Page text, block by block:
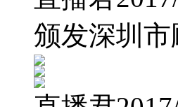
颁发深圳